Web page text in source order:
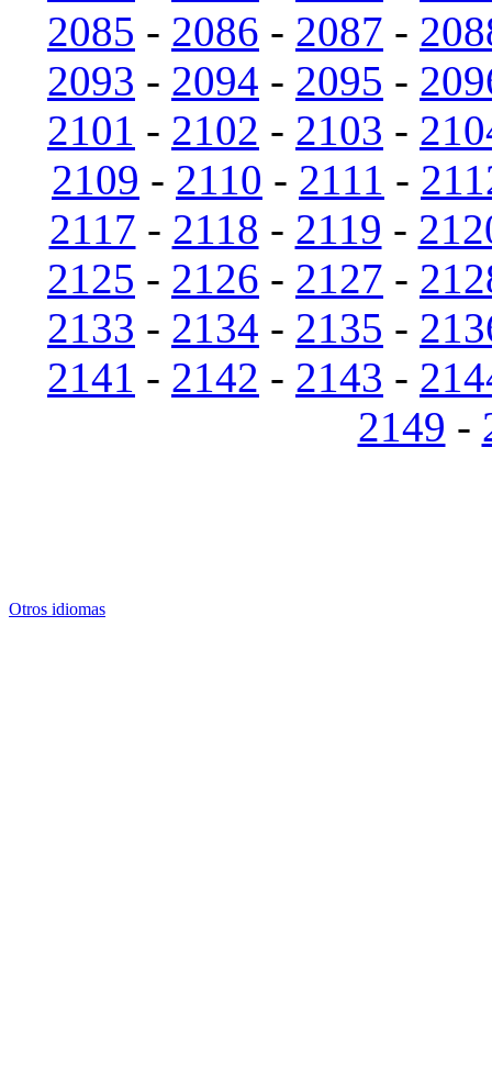
2085 - 2086 - 2087 -
2093 - 2094 - 2095 -
2101 - 2102 - 2103 -
2109 - 2110 - 2111 -
2117 - 2118 - 2119 -
2125 - 2126 - 2127 -
2133 - 2134 - 2135 -
2141 - 2142 - 2143 -
2149 -
Otros idiomas